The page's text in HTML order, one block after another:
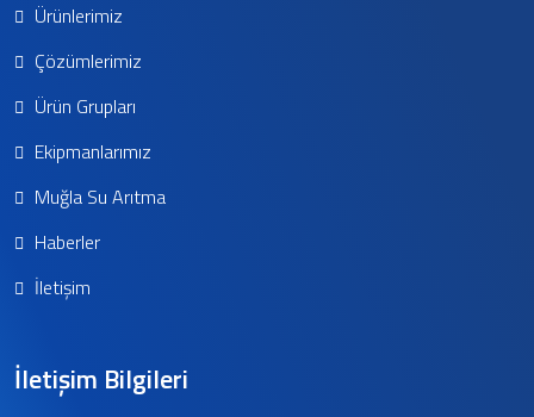
Ürünlerimiz
Çözümlerimiz
Ürün Grupları
Ekipmanlarımız
Muğla Su Arıtma
Haberler
İletişim
İletişim Bilgileri